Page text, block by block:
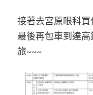
接著去宮原眼科
最後再包車到達
旅~~~